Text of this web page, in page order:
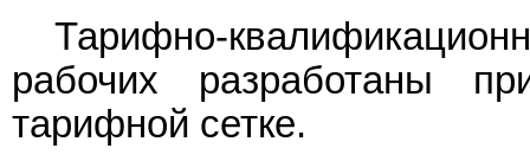
Тарифно-
рабочих разработаны
тарифной сетке.